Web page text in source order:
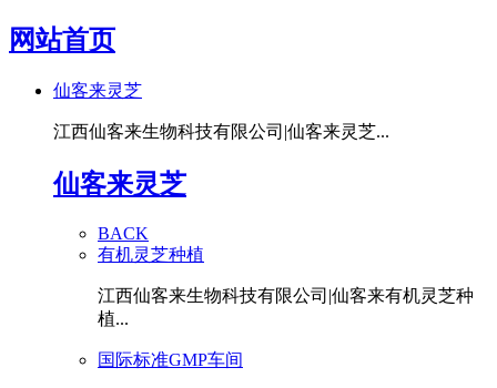
网站首页
仙客来灵芝
江西仙客来生物科技有限公司|仙客来灵芝...
仙客来灵芝
BACK
有机灵芝种植
江西仙客来生物科技有限公司|仙客来有机灵芝种
植...
国际标准GMP车间